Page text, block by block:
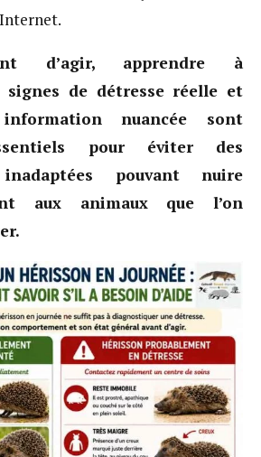
d’agir, apprendre à
signes de détresse réelle et
nuancée sont
pour éviter des
pouvant nuire
aux animaux que l’on